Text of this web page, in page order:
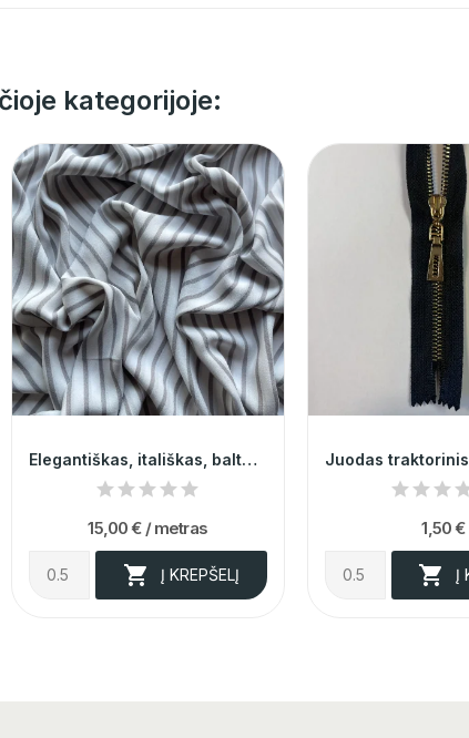
kategorijoje:
Elegantiškas, itališkas, baltas dryžuotas žoržetas
15,00 € / metras
 Į KREPŠELĮ
1,50 €
 Į